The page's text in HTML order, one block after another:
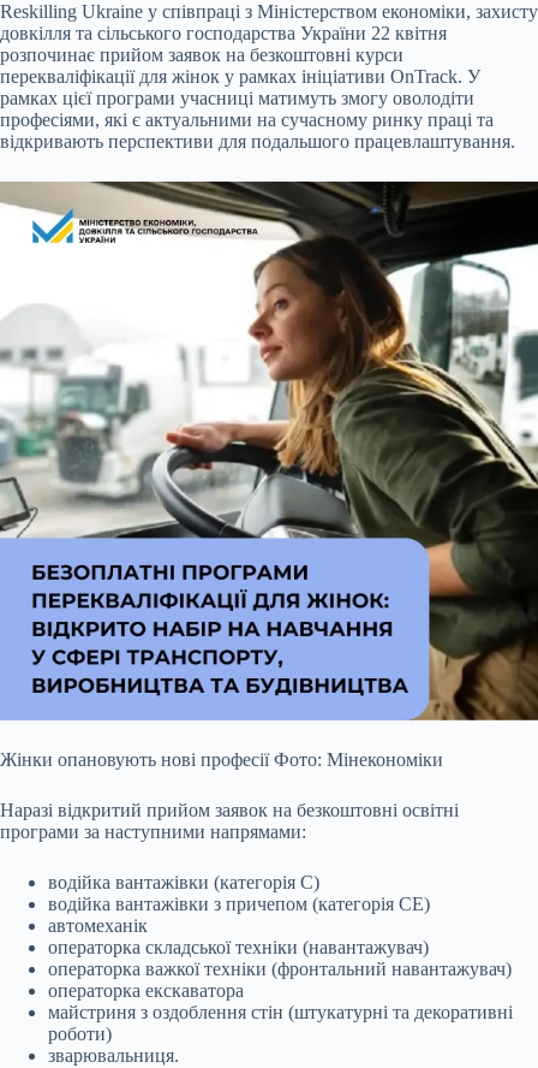
Reskilling Ukraine у співпраці з Міністерством економіки, захисту
довкілля та сільського господарства України 22 квітня
розпочинає прийом заявок на безкоштовні курси
перекваліфікації для жінок у рамках ініціативи OnTrack. У
рамках цієї програми учасниці матимуть змогу оволодіти
професіями, які є актуальними на сучасному ринку праці та
відкривають перспективи для подальшого працевлаштування.
Жінки опановують нові професії Фото: Мінекономіки
Наразі відкритий прийом заявок на безкоштовні освітні
програми за наступними напрямами:
водійка вантажівки (категорія C)
водійка вантажівки з причепом (категорія CE)
автомеханік
операторка складської техніки (навантажувач)
операторка важкої техніки (фронтальний навантажувач)
операторка екскаватора
майстриня з оздоблення стін (штукатурні та декоративні
роботи)
зварювальниця.